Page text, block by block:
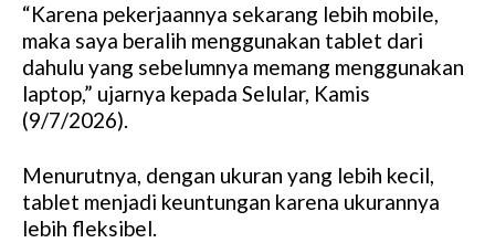
“Karena pekerjaannya sekarang lebih mobile,
maka saya beralih menggunakan tablet dari
dahulu yang sebelumnya memang menggunakan
laptop,” ujarnya kepada Selular, Kamis
(9/7/2026).
Menurutnya, dengan ukuran yang lebih kecil,
tablet menjadi keuntungan karena ukurannya
lebih fleksibel.